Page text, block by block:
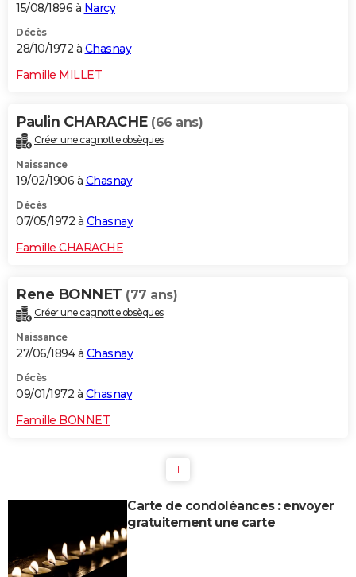
15/08/1896 à Narcy
Décès
28/10/1972 à Chasnay
Famille MILLET
Paulin CHARACHE (66 ans)
Créer une cagnotte obsèques
Naissance
19/02/1906 à Chasnay
Décès
07/05/1972 à Chasnay
Famille CHARACHE
Rene BONNET (77 ans)
Créer une cagnotte obsèques
Naissance
27/06/1894 à Chasnay
Décès
09/01/1972 à Chasnay
Famille BONNET
1
Carte de condoléances : envoyer
gratuitement une carte